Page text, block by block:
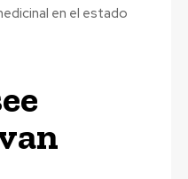
en el estado